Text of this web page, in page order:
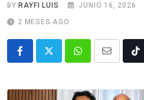
BYRAYFI LUIS JUNIO 16, 2026
2 MESES AGO